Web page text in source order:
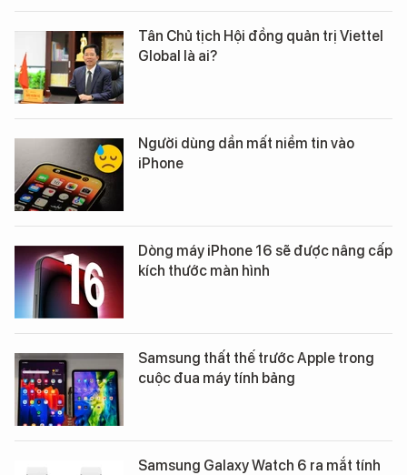
Tân Chủ tịch Hội đồng quản trị Viettel
Global là ai?
Người dùng dần mất niềm tin vào
iPhone
Dòng máy iPhone 16 sẽ được nâng cấp
kích thước màn hình
Samsung thất thế trước Apple trong
cuộc đua máy tính bảng
Samsung Galaxy Watch 6 ra mắt tính